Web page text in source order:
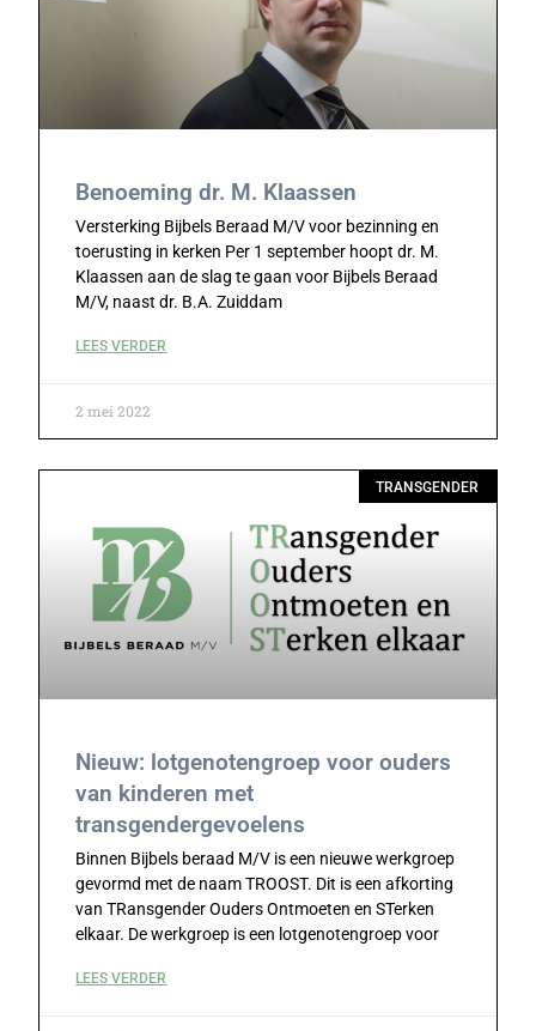
Benoeming dr. M. Klaassen
Versterking Bijbels Beraad M/V voor bezinning en
toerusting in kerken Per 1 september hoopt dr. M.
Klaassen aan de slag te gaan voor Bijbels Beraad
M/V, naast dr. B.A. Zuiddam
LEES VERDER
2 mei 2022
TRANSGENDER
Nieuw: lotgenotengroep voor ouders
van kinderen met
transgendergevoelens
Binnen Bijbels beraad M/V is een nieuwe werkgroep
gevormd met de naam TROOST. Dit is een afkorting
van TRansgender Ouders Ontmoeten en STerken
elkaar. De werkgroep is een lotgenotengroep voor
LEES VERDER